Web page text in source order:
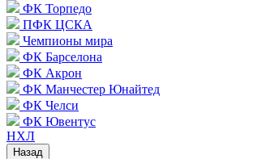
ФК Торпедо
ПФК ЦСКА
Чемпионы мира
ФК Барселона
ФК Акрон
ФК Манчестер Юнайтед
ФК Челси
ФК Ювентус
НХЛ
Назад